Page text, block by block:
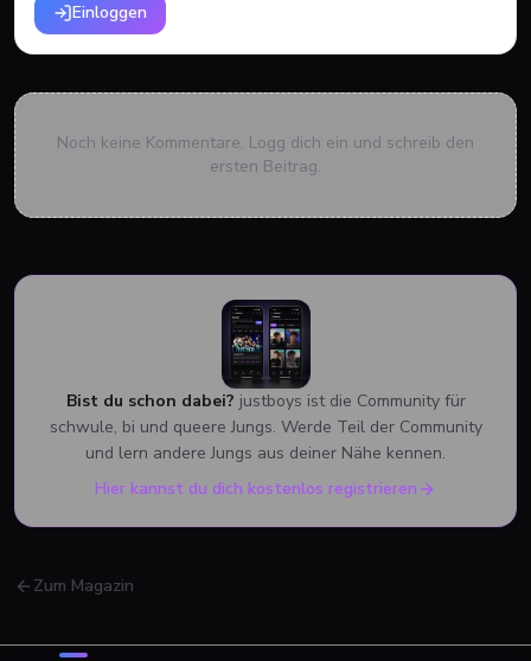
Einloggen
Noch keine Kommentare. Logg dich ein und schreib den
ersten Beitrag.
Bist du schon dabei? justboys ist die Community für
schwule, bi und queere Jungs. Werde Teil der Community
und lern andere Jungs aus deiner Nähe kennen.
Hier kannst du dich kostenlos registrieren
Zum Magazin